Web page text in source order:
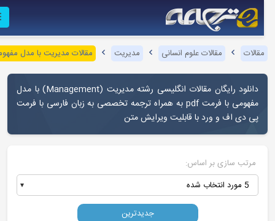
مقالات مقالات علوم انسانی مدیریت مقالات مدیریت با مدل مفهومی
دانلود رایگان مقالات انگلیسی رشته مدیریت (Management) با مدل
مفهومی با فرمت pdf به همراه ترجمه تخصصی به زبان فارسی با فرمت
پی دی اف و ورد با قابلیت ویرایش متن
مرتب سازی بر اساس:
جدیدترین